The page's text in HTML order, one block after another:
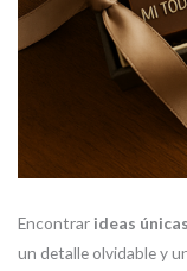
Encontrar ideas
un detalle olvidable y